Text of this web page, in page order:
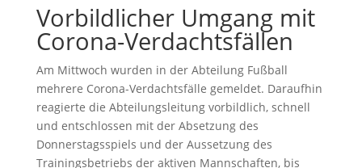
Vorbildlicher Umgang mit
Corona-Verdachtsfällen
Am Mittwoch wurden in der Abteilung Fußball
mehrere Corona-Verdachtsfälle gemeldet. Daraufhin
reagierte die Abteilungsleitung vorbildlich, schnell
und entschlossen mit der Absetzung des
Donnerstagsspiels und der Aussetzung des
Trainingsbetriebs der aktiven Mannschaften, bis